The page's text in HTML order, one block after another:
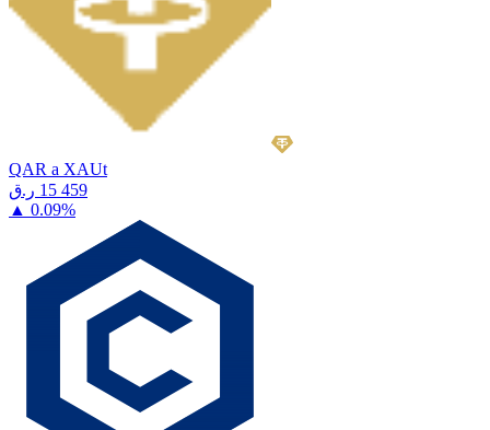
QAR a XAUt
⁦ر.ق⁩ 15 459
▲ 0.09%